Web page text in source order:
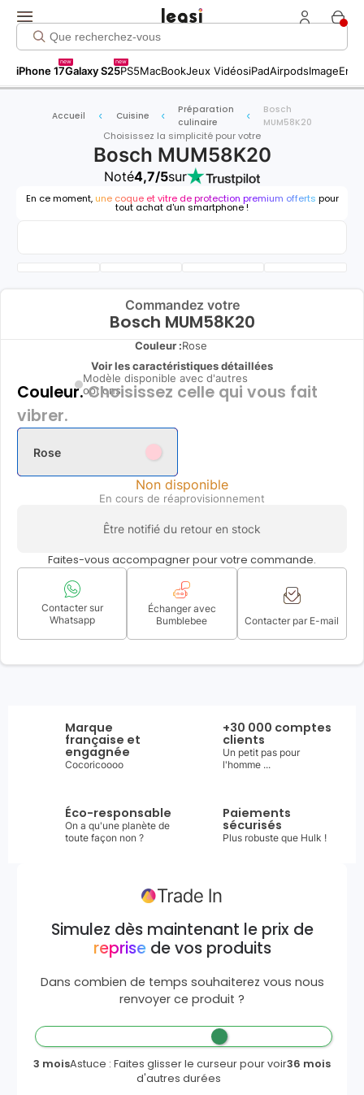
iPhone 17
new
Galaxy S25
new
PS5MacBookJeux VidéosiPadAirpodsImage
Accueil Cuisine
Préparation
culinaire
Bosch
MUM58K20
Choisissez la simplicité pour votre
Bosch MUM58K20
Noté4,7/5sur
En ce moment, une coque et vitre de protection premium offerts pour
tout achat d'un smartphone !
Commandez votre
Bosch MUM58K20
Couleur :Rose
Voir les caractéristiques détaillées
Modèle disponible avec d'autres
options
Couleur.Choisissez celle qui vous fait
vibrer.
Rose
Non disponible
En cours de réaprovisionnement
Être notifié du retour en stock
Faites-vous accompagner pour votre commande.
Contacter sur
Whatsapp
Échanger avec
Bumblebee
Contacter par E-mail
Marque
française et
engagnée
Cocoricoooo
+30 000 comptes
clients
Un petit pas pour
l'homme ...
Éco-responsable
On a qu'une planète de
toute façon non ?
Paiements
sécurisés
Plus robuste que Hulk !
Simulez dès maintenant le prix de
reprisede vos produits
Dans combien de temps souhaiterez vous nous
renvoyer ce produit ?
3 moisAstuce : Faites glisser le curseur pour voir
d'autres durées
36 mois